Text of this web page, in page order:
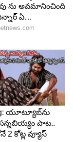
నుండి
చేశారు. ఈనాడు జర్నలిజం స్కూల్లో జర్నలిజం శిక్షణ పొందారు.